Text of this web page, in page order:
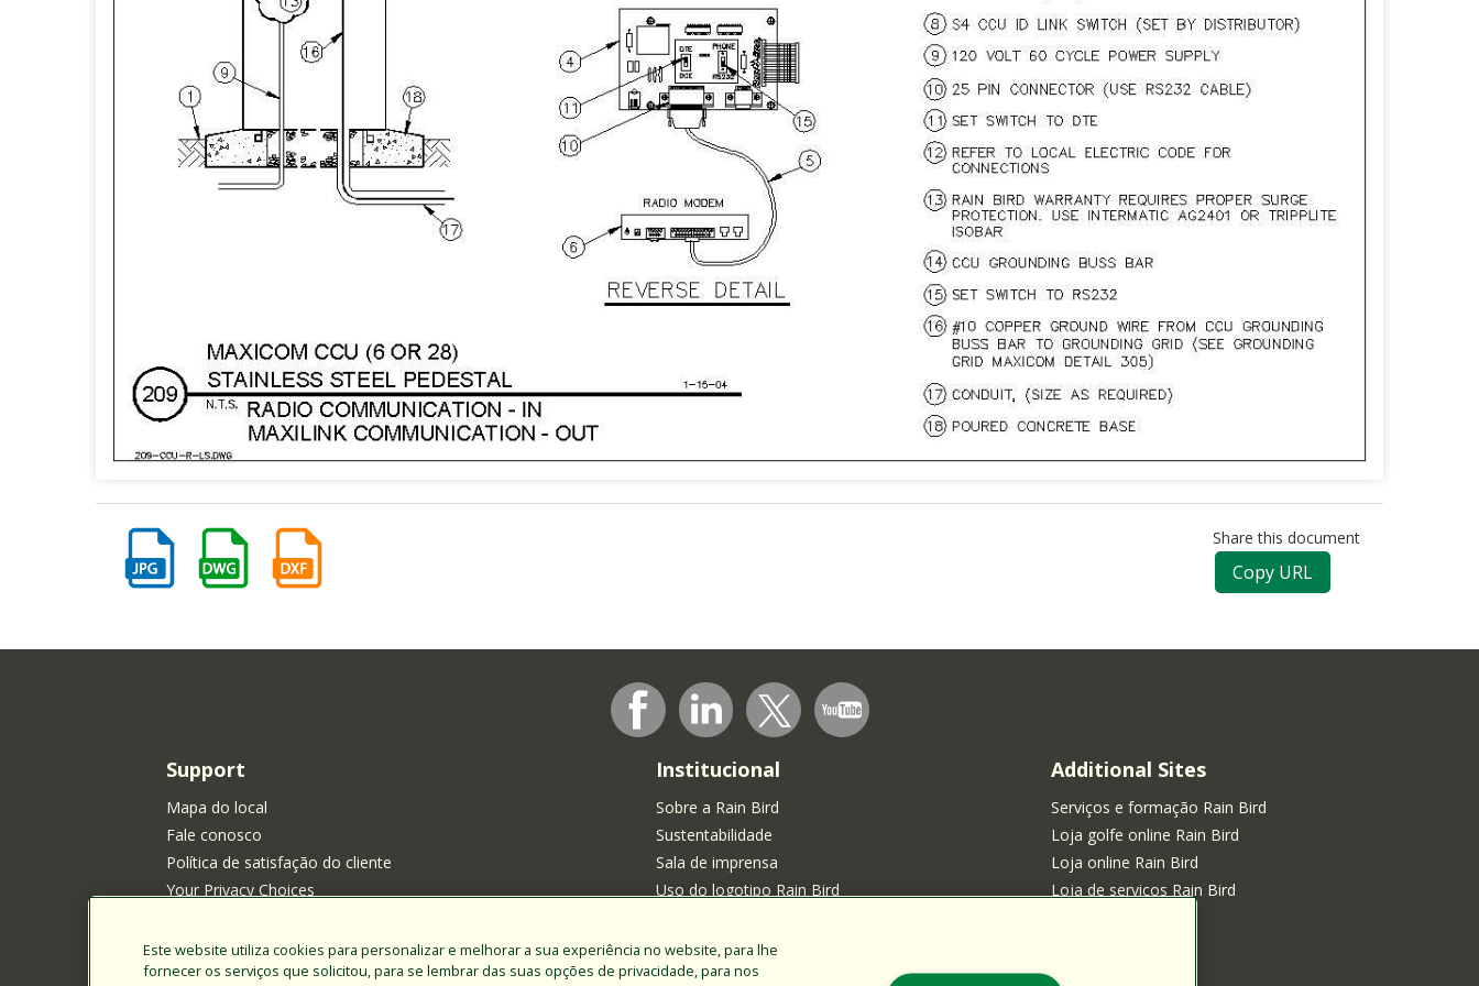
Share this document
Copy URL
Support
Mapa do local
Fale conosco
Política de satisfação do cliente
Your Privacy Choices
Política de cookies
Aviso de Privacidade da Rain Bird para Residentes na
Institucional
Sobre a Rain Bird
Sustentabilidade
Sala de imprensa
Uso do logotipo Rain Bird
Junte-se à nossa Comunidade de Talentos
Additional Sites
Serviços e formação Rain Bird
Loja golfe online Rain Bird
Loja online Rain Bird
Loja de serviços Rain Bird
Este website utiliza cookies para personalizar e melhorar a sua experiência no website, para lhe
fornecer os serviços que solicitou, para se lembrar das suas opções de privacidade, para nos